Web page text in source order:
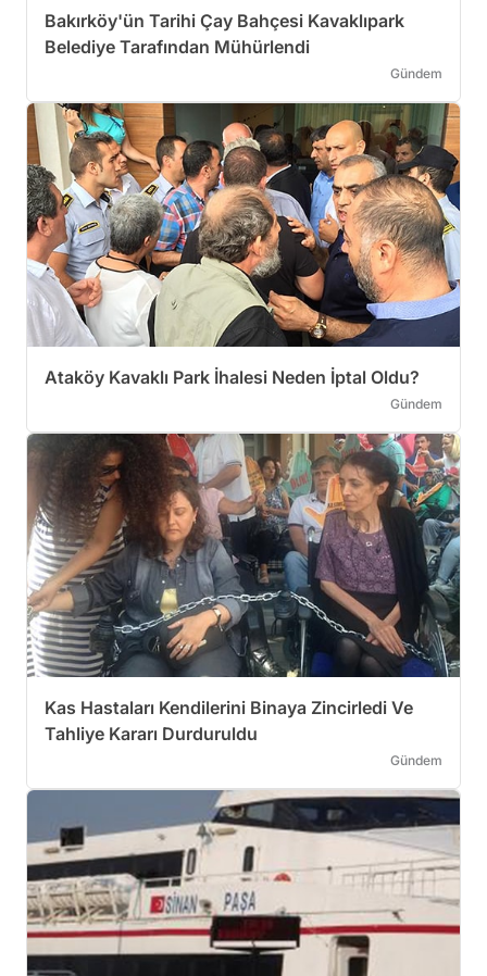
Bakırköy'ün Tarihi Çay Bahçesi Kavaklıpark
Belediye Tarafından Mühürlendi
Gündem
Ataköy Kavaklı Park İhalesi Neden İptal Oldu?
Gündem
Kas Hastaları Kendilerini Binaya Zincirledi Ve
Tahliye Kararı Durduruldu
Gündem